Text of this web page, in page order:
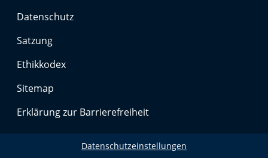
Datenschutz
Satzung
Ethikkodex
Sitemap
Erklärung zur Barrierefreiheit
Datenschutzeinstellungen